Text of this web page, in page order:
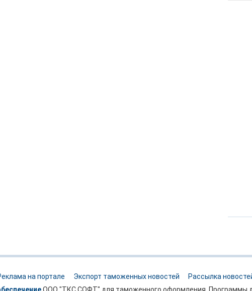
на портале Экспорт таможенных новостей Рассылка